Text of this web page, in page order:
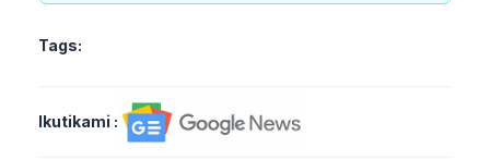
Tags:
Ikutikami :